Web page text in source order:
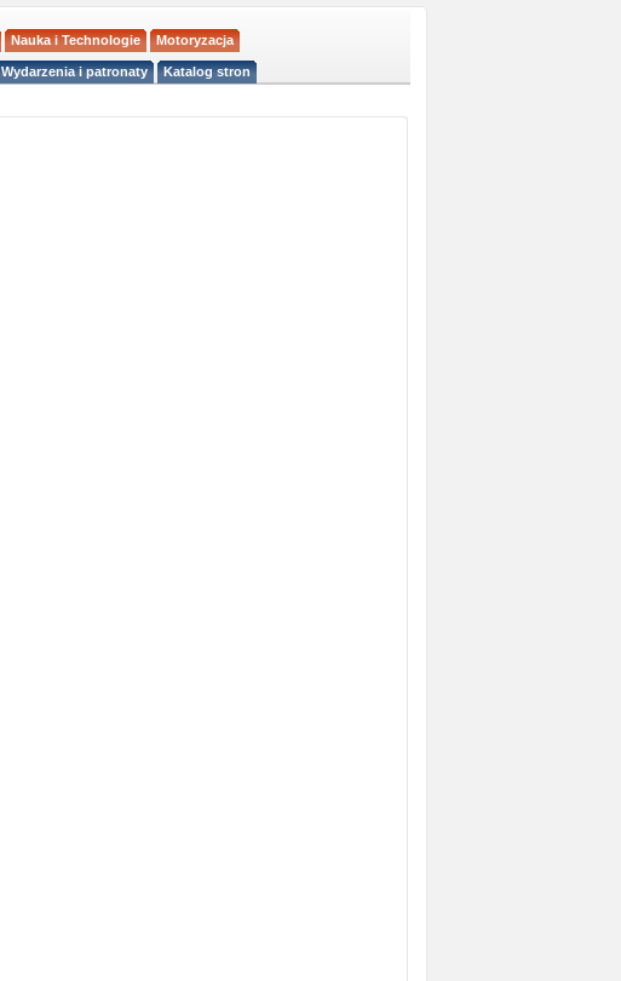
Nauka i Technologie Motoryzacja
Wydarzenia i patronaty Katalog stron